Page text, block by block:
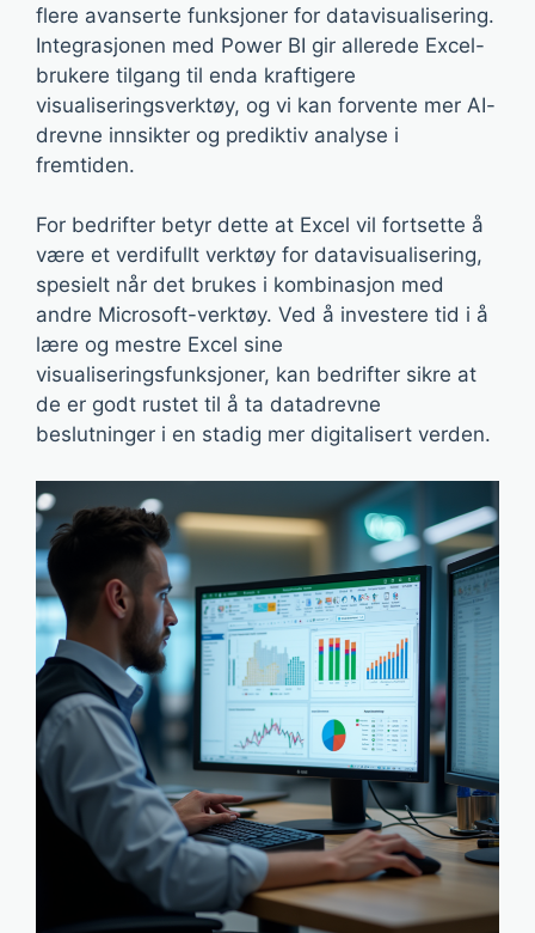
flere avanserte funksjoner for datavisualisering.
Integrasjonen med Power BI gir allerede Excel-
brukere tilgang til enda kraftigere
visualiseringsverktøy, og vi kan forvente mer AI-
drevne innsikter og prediktiv analyse i
fremtiden.
For bedrifter betyr dette at Excel vil fortsette å
være et verdifullt verktøy for datavisualisering,
spesielt når det brukes i kombinasjon med
andre Microsoft-verktøy. Ved å investere tid i å
lære og mestre Excel sine
visualiseringsfunksjoner, kan bedrifter sikre at
de er godt rustet til å ta datadrevne
beslutninger i en stadig mer digitalisert verden.